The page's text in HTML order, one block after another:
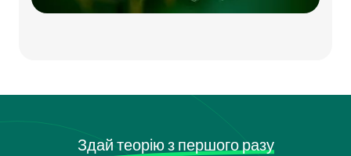
Здай теорію з першого разу